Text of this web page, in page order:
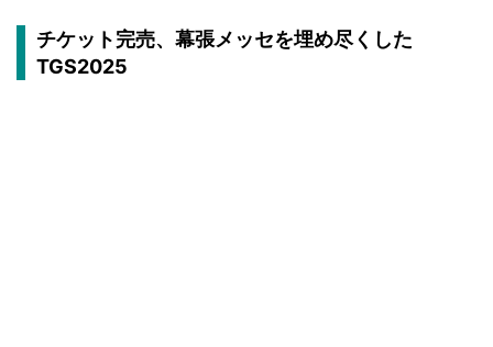
チケット完売、幕張メッセを埋め尽くした
TGS2025